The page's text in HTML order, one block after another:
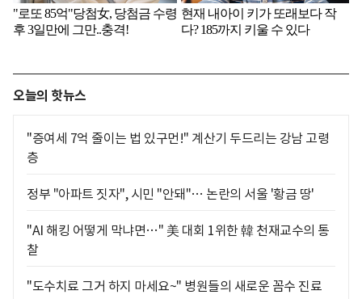
오늘의 핫뉴스
"증여세 7억 줄이는 법 있구먼!" 계산기 두드리는 강남 고령
층
정부 "아파트 짓자", 시민 "안돼"… 논란의 서울 '황금 땅'
"AI 해킹 어떻게 막냐면…" 美 대회 1위한 韓 천재교수의 통
찰
"도수치료 그거 하지 마세요~" 병원들의 새로운 꼼수 진료